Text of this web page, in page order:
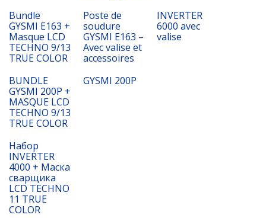
Bundle
GYSMI E163 +
Masque LCD
TECHNO 9/13
TRUE COLOR
Poste de
soudure
GYSMI E163 –
Avec valise et
accessoires
INVERTER
6000 avec
valise
BUNDLE
GYSMI 200P +
MASQUE LCD
TECHNO 9/13
TRUE COLOR
GYSMI 200P
Набор
INVERTER
4000 + Маска
сварщика
LCD TECHNO
11 TRUE
COLOR